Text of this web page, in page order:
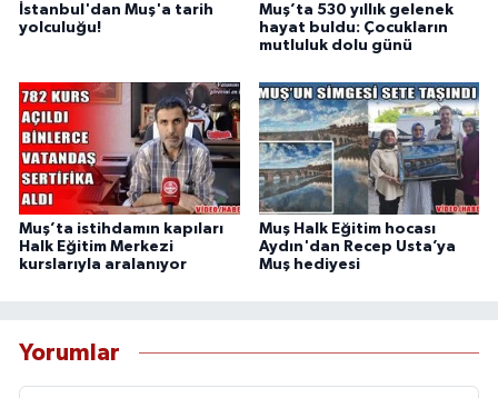
İstanbul'dan Muş'a tarih
yolculuğu!
Muş’ta 530 yıllık gelenek
hayat buldu: Çocukların
mutluluk dolu günü
Muş’ta istihdamın kapıları
Halk Eğitim Merkezi
kurslarıyla aralanıyor
Muş Halk Eğitim hocası
Aydın'dan Recep Usta’ya
Muş hediyesi
Yorumlar